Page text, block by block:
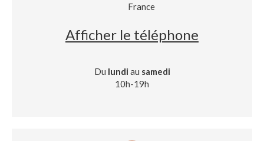
France
Afficher le téléphone
Du lundi au samedi
10h-19h